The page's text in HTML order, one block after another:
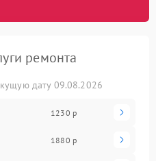
ремонта
дату 09.08.2026
1230 р
1880 р